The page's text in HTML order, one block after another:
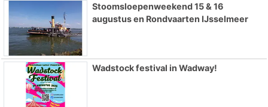
Stoomsloepenweekend 15 & 16
augustus en Rondvaarten IJsselmeer
Wadstock festival in Wadway!